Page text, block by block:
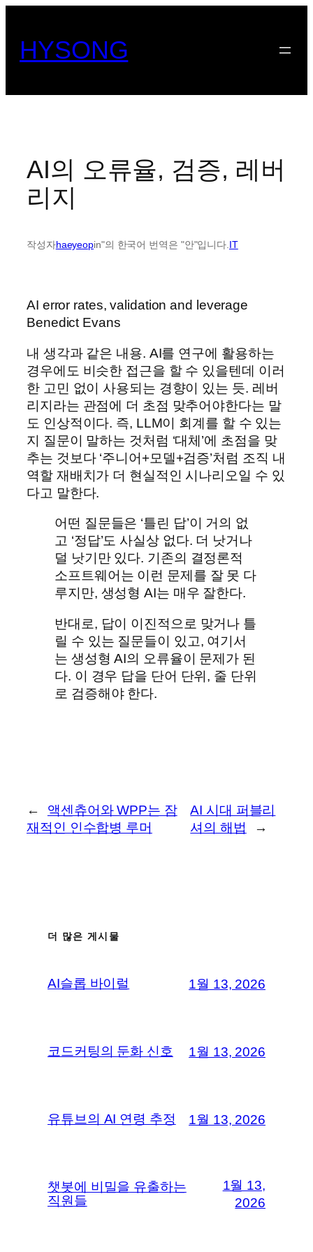
HYSONG
AI의 오류율, 검증, 레버
리지
작성자haeyeopin"의 한국어 번역은 "안"입니다.IT
AI error rates, validation and leverage
Benedict Evans
내 생각과 같은 내용. AI를 연구에 활용하는
경우에도 비슷한 접근을 할 수 있을텐데 이러
한 고민 없이 사용되는 경향이 있는 듯. 레버
리지라는 관점에 더 초점 맞추어야한다는 말
도 인상적이다. 즉, LLM이 회계를 할 수 있는
지 질문이 말하는 것처럼 ‘대체’에 초점을 맞
추는 것보다 ‘주니어+모델+검증’처럼 조직 내
역할 재배치가 더 현실적인 시나리오일 수 있
다고 말한다.
어떤 질문들은 ‘틀린 답’이 거의 없
고 ‘정답’도 사실상 없다. 더 낫거나
덜 낫기만 있다. 기존의 결정론적
소프트웨어는 이런 문제를 잘 못 다
루지만, 생성형 AI는 매우 잘한다.
반대로, 답이 이진적으로 맞거나 틀
릴 수 있는 질문들이 있고, 여기서
는 생성형 AI의 오류율이 문제가 된
다. 이 경우 답을 단어 단위, 줄 단위
로 검증해야 한다.
←
액센츄어와 WPP는 잠
재적인 인수합병 루머
AI 시대 퍼블리
셔의 해법
→
더 많은 게시물
AI슬롭 바이럴 1월 13, 2026
코드커팅의 둔화 신호 1월 13, 2026
유튜브의 AI 연령 추정 1월 13, 2026
챗봇에 비밀을 유출하는
직원들
1월 13,
2026